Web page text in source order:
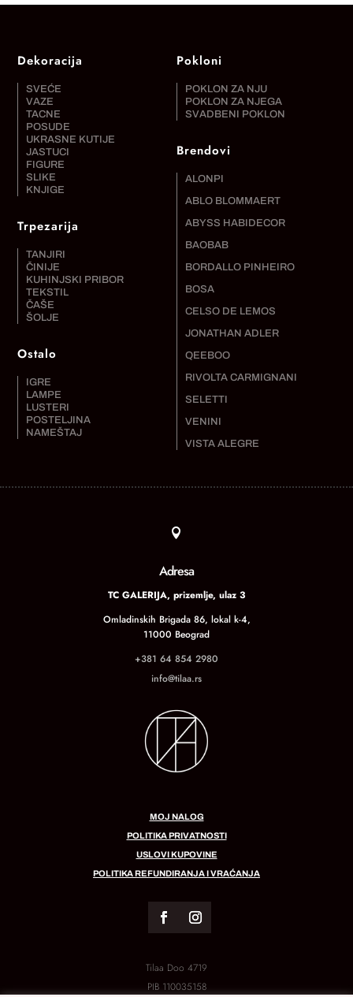
Dekoracija
SVEĆE
VAZE
TACNE
POSUDE
UKRASNE KUTIJE
JASTUCI
FIGURE
SLIKE
KNJIGE
Trpezarija
TANJIRI
ČINIJE
KUHINJSKI PRIBOR
TEKSTIL
ČAŠE
ŠOLJE
Ostalo
IGRE
LAMPE
LUSTERI
POSTELJINA
NAMEŠTAJ
Pokloni
POKLON ZA NJU
POKLON ZA NJEGA
SVADBENI POKLON
Brendovi
ALONPI
ABLO BLOMMAERT
ABYSS HABIDECOR
BAOBAB
BORDALLO PINHEIRO
BOSA
CELSO DE LEMOS
JONATHAN ADLER
QEEBOO
RIVOLTA CARMIGNANI
SELETTI
VENINI
VISTA ALEGRE

Adresa
TC GALERIJA, prizemlje, ulaz 3
Omladinskih Brigada 86, lokal k-4,
11000 Beograd
+381 64 854 2980
info@tilaa.rs
MOJ NALOG
POLITIKA PRIVATNOSTI
USLOVI KUPOVINE
POLITIKA REFUNDIRANJA I VRAĆANJA
Tilaa Doo 4719
PIB 110035158